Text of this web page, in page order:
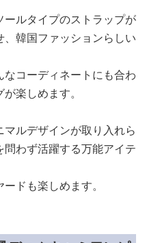
ルタイプのストラップが
韓国ファッションらしい
コーディネートにも合わ
楽しめます。
ルデザインが取り入れら
わず活躍する万能アイテ
ドも楽しめます。